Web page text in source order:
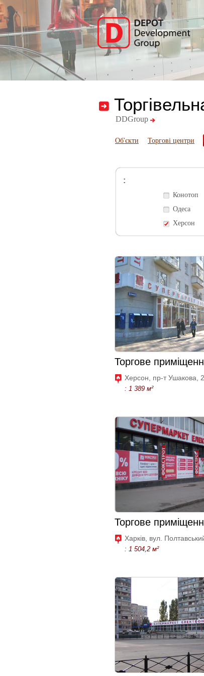
DDGroup
Об'єкти Торгові центри
:
Конотоп
Одеса
Херсон
Торгове
Херсон, пр-т Ушакова,
: 1 389 м²
Торгове
Харків, вул.
: 1 504,2 м²